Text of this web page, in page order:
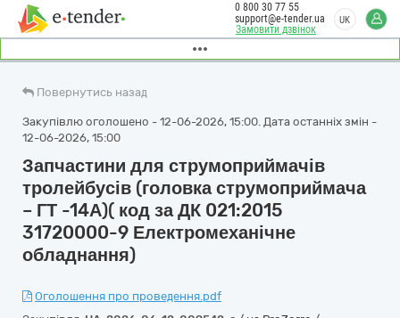
Замовити дзвінок
0 800 30 77 55
support@e-tender.ua
UK
Повернутись назад
Закупівлю оголошено - 12-06-2026, 15:00. Дата останніх змін -
12-06-2026, 15:00
Запчастини для струмоприймачів
тролейбусів (головка струмоприймача
– ГТ -14А)( код за ДК 021:2015
31720000-9 Електромеханічне
обладнання)
Оголошення про проведення.pdf